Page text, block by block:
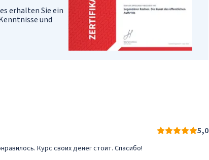
erhalten Sie ein
und
5,0
Курс своих денег стоит. Спасибо!